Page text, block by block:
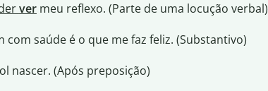
vermeu reflexo. (Parte de uma locução verbal)
saúde é o que me faz feliz. (Substantivo)
nascer. (Após preposição)